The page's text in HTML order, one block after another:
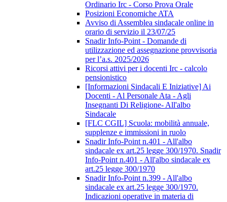
Ordinario Irc - Corso Prova Orale
Posizioni Economiche ATA
Avviso di Assemblea sindacale online in
orario di servizio il 23/07/25
Snadir Info-Point - Domande di
utilizzazione ed assegnazione provvisoria
per l’a.s. 2025/2026
Ricorsi attivi per i docenti Irc - calcolo
pensionistico
[Informazioni Sindacali E Iniziative] Ai
Docenti - Al Personale Ata - Agli
Insegnanti Di Religione- All'albo
Sindacale
[FLC CGIL] Scuola: mobilità annuale,
supplenze e immissioni in ruolo
Snadir Info-Point n.401 - All'albo
sindacale ex art.25 legge 300/1970. Snadir
Info-Point n.401 - All'albo sindacale ex
art.25 legge 300/1970
Snadir Info-Point n.399 - All'albo
sindacale ex art.25 legge 300/1970.
Indicazioni operative in materia di